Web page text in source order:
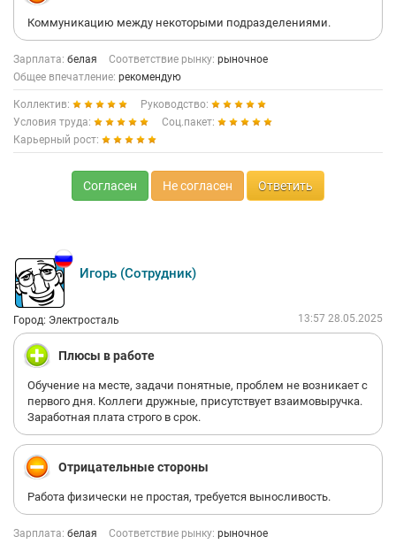
Коммуникацию между некоторыми подразделениями.
Зарплата: белая Соответствие рынку: рыночное
Общее впечатление: рекомендую
Коллектив:
Руководство:
Условия труда:
Соц.пакет:
Карьерный рост:
Согласен Не согласен Ответить
Игорь (Сотрудник)
Город: Электросталь 13:57 28.05.2025
Плюсы в работе
Обучение на месте, задачи понятные, проблем не возникает с
первого дня. Коллеги дружные, присутствует взаимовыручка.
Заработная плата строго в срок.
Отрицательные стороны
Работа физически не простая, требуется выносливость.
Зарплата: белая Соответствие рынку: рыночное